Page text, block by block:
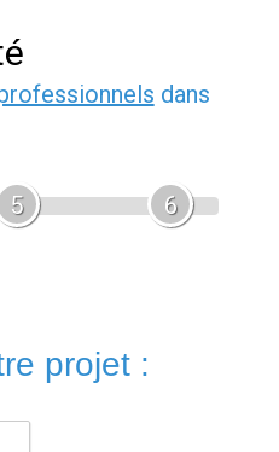
dans
5 6
projet :